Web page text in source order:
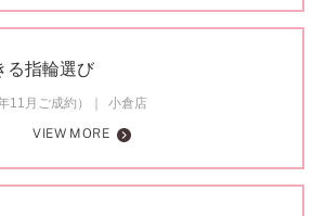
る指輪選び
11月ご成約）
小倉店
VIEW MORE